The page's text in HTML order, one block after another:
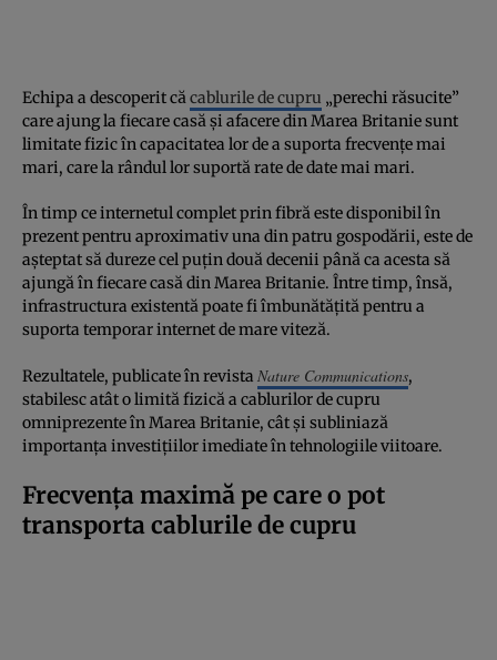
Echipa a descoperit căcablurile de cupru „perechi răsucite”
care ajung la fiecare casă și afacere din Marea Britanie sunt
limitate fizic în capacitatea lor de a suporta frecvențe mai
mari, care la rândul lor suportă rate de date mai mari.
În timp ce internetul complet prin fibră este disponibil în
prezent pentru aproximativ una din patru gospodării, este de
așteptat să dureze cel puțin două decenii până ca acesta să
ajungă în fiecare casă din Marea Britanie. Între timp, însă,
infrastructura existentă poate fi îmbunătățită pentru a
suporta temporar internet de mare viteză.
Rezultatele, publicate în revista Nature Communications,
stabilesc atât o limită fizică a cablurilor de cupru
omniprezente în Marea Britanie, cât și subliniază
importanța investițiilor imediate în tehnologiile viitoare.
Frecvența maximă pe care o pot
transporta cablurile de cupru